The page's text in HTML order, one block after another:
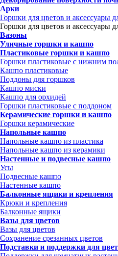
Арки
Горшки для цветов и аксессуары
Горшки для цветов и аксессуары
Вазоны
Уличные горшки и кашпо
Пластиковые горшки и кашпо
Горшки пластиковые с нижним
Кашпо пластиковые
Поддоны для горшков
Кашпо миски
Кашпо для орхидей
Горшки пластиковые с поддоном
Керамические горшки и кашпо
Горшки керамические
Напольные кашпо
Напольные кашпо из пластика
Напольные кашпо из керамики
Настенные и подвесные кашпо
Усы
Подвесные кашпо
Настенные кашпо
Балконные ящики и крепления
Крюки и крепления
Балконные ящики
Вазы для цветов
Вазы для цветов
Сохранение срезанных цветов
Подставки и поддержки для